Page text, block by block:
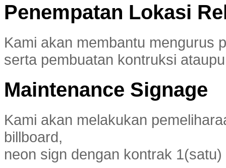
Penempatan Lokasi
Kami akan membantu mengurus
serta pembuatan kontruksi
Maintenance Signage
Kami akan melakukan
billboard,
neon sign dengan kontrak 1(satu)